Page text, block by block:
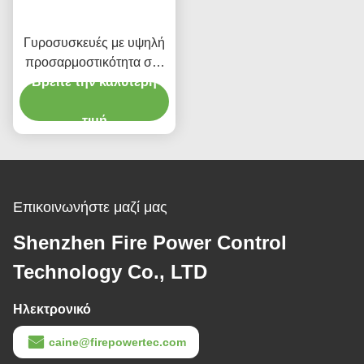
Γυροσυσκευές με υψηλή
προσαρμοστικότητα στο
περιβάλλον
Βρείτε την καλύτερη
τιμή
Επικοινωνήστε μαζί μας
Shenzhen Fire Power Control
Technology Co., LTD
Ηλεκτρονικό
caine@firepowertec.com